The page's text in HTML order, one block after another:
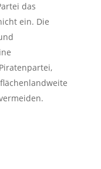
das
ein. Die